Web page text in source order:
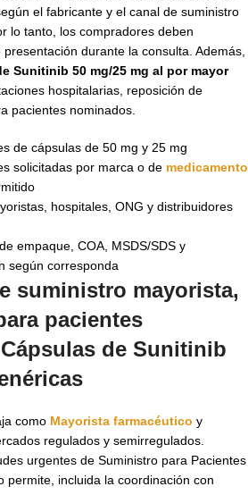
el fabricante y el canal de suministro
lo tanto, los compradores deben
durante la consulta. Además,
Sunitinib 50 mg/25 mg al por mayor
hospitalarias, reposición de
pacientes nominados.
de cápsulas de 50 mg y 25 mg
solicitadas por marca o de medicamento
hospitales, ONG y distribuidores
empaque, COA, MSDS/SDS y
según corresponda
suministro mayorista,
pacientes
Cápsulas de Sunitinib
como Mayorista farmacéutico y
regulados y semirregulados.
urgentes de Suministro para Pacientes
permite, incluida la coordinación con